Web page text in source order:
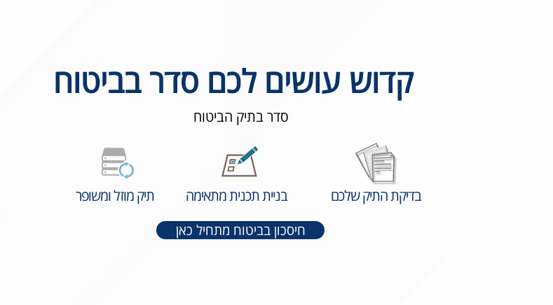
קדוש עושים לכם סדר בביטוח
סדר בתיק הביטוח
תיק מוזל ומשופר בניית תכנית מתאימה בדיקת התיק שלכם
חיסכון בביטוח מתחיל כאן